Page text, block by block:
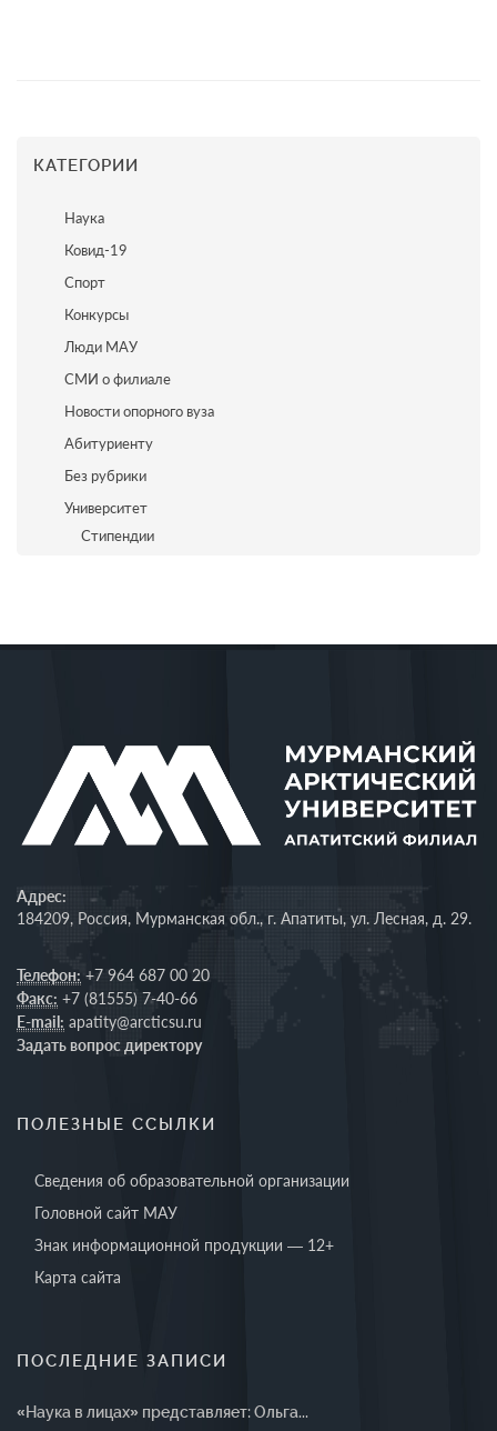
КАТЕГОРИИ
Наука
Ковид-19
Спорт
Конкурсы
Люди МАУ
СМИ о филиале
Новости опорного вуза
Абитуриенту
Без рубрики
Университет
Стипендии
Адрес:
184209, Россия, Мурманская обл., г. Апатиты, ул. Лесная, д. 29.
Телефон: +7 964 687 00 20
Факс: +7 (81555) 7-40-66
E-mail: apatity@arcticsu.ru
Задать вопрос директору
ПОЛЕЗНЫЕ ССЫЛКИ
Сведения об образовательной организации
Головной сайт МАУ
Знак информационной продукции — 12+
Карта сайта
ПОСЛЕДНИЕ ЗАПИСИ
«Наука в лицах» представляет: Ольга...